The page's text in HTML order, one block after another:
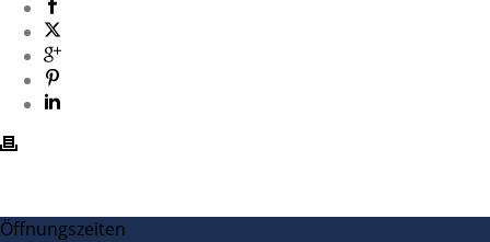
Öffnungszeiten